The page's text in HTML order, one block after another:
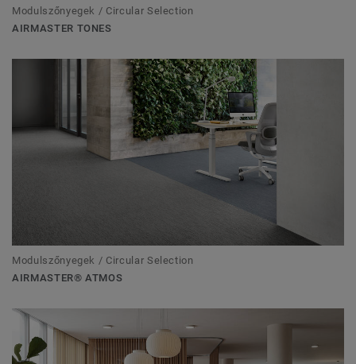
Modulszőnyegek / Circular Selection
AIRMASTER TONES
Modulszőnyegek / Circular Selection
AIRMASTER® ATMOS